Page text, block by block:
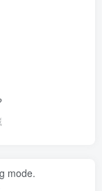
mode.